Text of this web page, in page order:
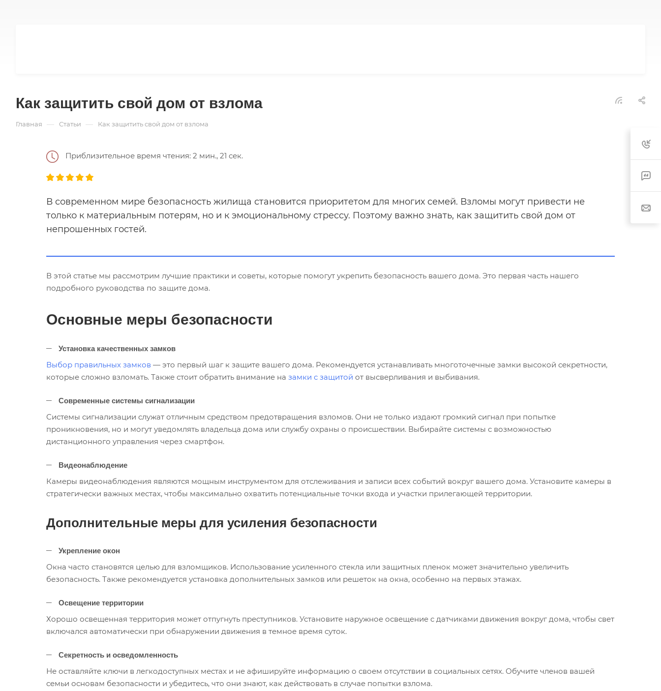
Как защитить свой дом от взлома
Главная — Статьи — Как защитить свой дом от взлома
Приблизительное время чтения: 2 мин., 21 сек.
В современном мире безопасность жилища становится приоритетом для многих семей. Взломы могут привести не
только к материальным потерям, но и к эмоциональному стрессу. Поэтому важно знать, как защитить свой дом от
непрошенных гостей.
В этой статье мы рассмотрим лучшие практики и советы, которые помогут укрепить безопасность вашего дома. Это первая часть нашего
подробного руководства по защите дома.
Основные меры безопасности
Установка качественных замков
Выбор правильных замков — это первый шаг к защите вашего дома. Рекомендуется устанавливать многоточечные замки высокой секретности,
которые сложно взломать. Также стоит обратить внимание на замки с защитой от высверливания и выбивания.
Современные системы сигнализации
Системы сигнализации служат отличным средством предотвращения взломов. Они не только издают громкий сигнал при попытке
проникновения, но и могут уведомлять владельца дома или службу охраны о происшествии. Выбирайте системы с возможностью
дистанционного управления через смартфон.
Видеонаблюдение
Камеры видеонаблюдения являются мощным инструментом для отслеживания и записи всех событий вокруг вашего дома. Установите камеры в
стратегически важных местах, чтобы максимально охватить потенциальные точки входа и участки прилегающей территории.
Дополнительные меры для усиления безопасности
Укрепление окон
Окна часто становятся целью для взломщиков. Использование усиленного стекла или защитных пленок может значительно увеличить
безопасность. Также рекомендуется установка дополнительных замков или решеток на окна, особенно на первых этажах.
Освещение территории
Хорошо освещенная территория может отпугнуть преступников. Установите наружное освещение с датчиками движения вокруг дома, чтобы свет
включался автоматически при обнаружении движения в темное время суток.
Секретность и осведомленность
Не оставляйте ключи в легкодоступных местах и не афишируйте информацию о своем отсутствии в социальных сетях. Обучите членов вашей
семьи основам безопасности и убедитесь, что они знают, как действовать в случае попытки взлома.